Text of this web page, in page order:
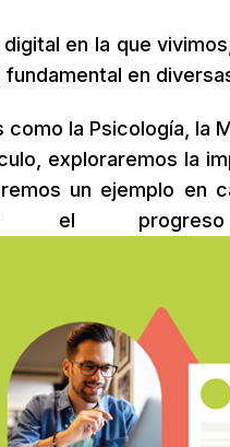
digital en la que
fundamental en
como la Psicología, la
exploraremos la
un ejemplo en
el